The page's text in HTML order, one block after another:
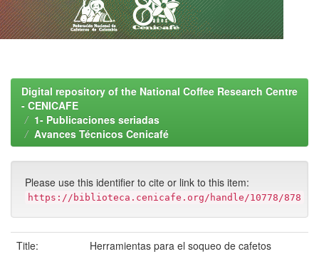
Digital repository of the National Coffee Research Centre
- CENICAFE
1- Publicaciones seriadas
Avances Técnicos Cenicafé
Please use this identifier to cite or link to this item:
https://biblioteca.cenicafe.org/handle/10778/878
Title:
Herramientas para el soqueo de cafetos